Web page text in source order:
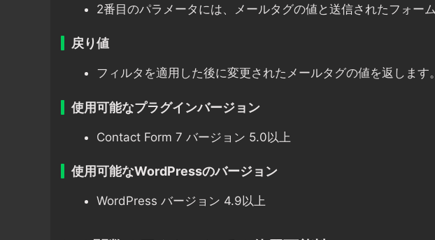
2番目のパラメータには、メールタグの値と送信されたフォー
戻り値
フィルタを適用した後に変更されたメールタグの値を返します。
使用可能なプラグインバージョン
Contact Form 7 バージョン 5.0以上
使用可能なWordPressのバージョン
WordPress バージョン 4.9以上